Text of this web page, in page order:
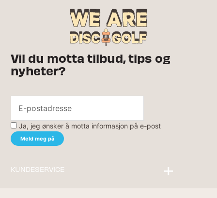
Vil du motta tilbud, tips og
nyheter?
Ja, jeg ønsker å motta informasjon på e-post
KUNDESERVICE